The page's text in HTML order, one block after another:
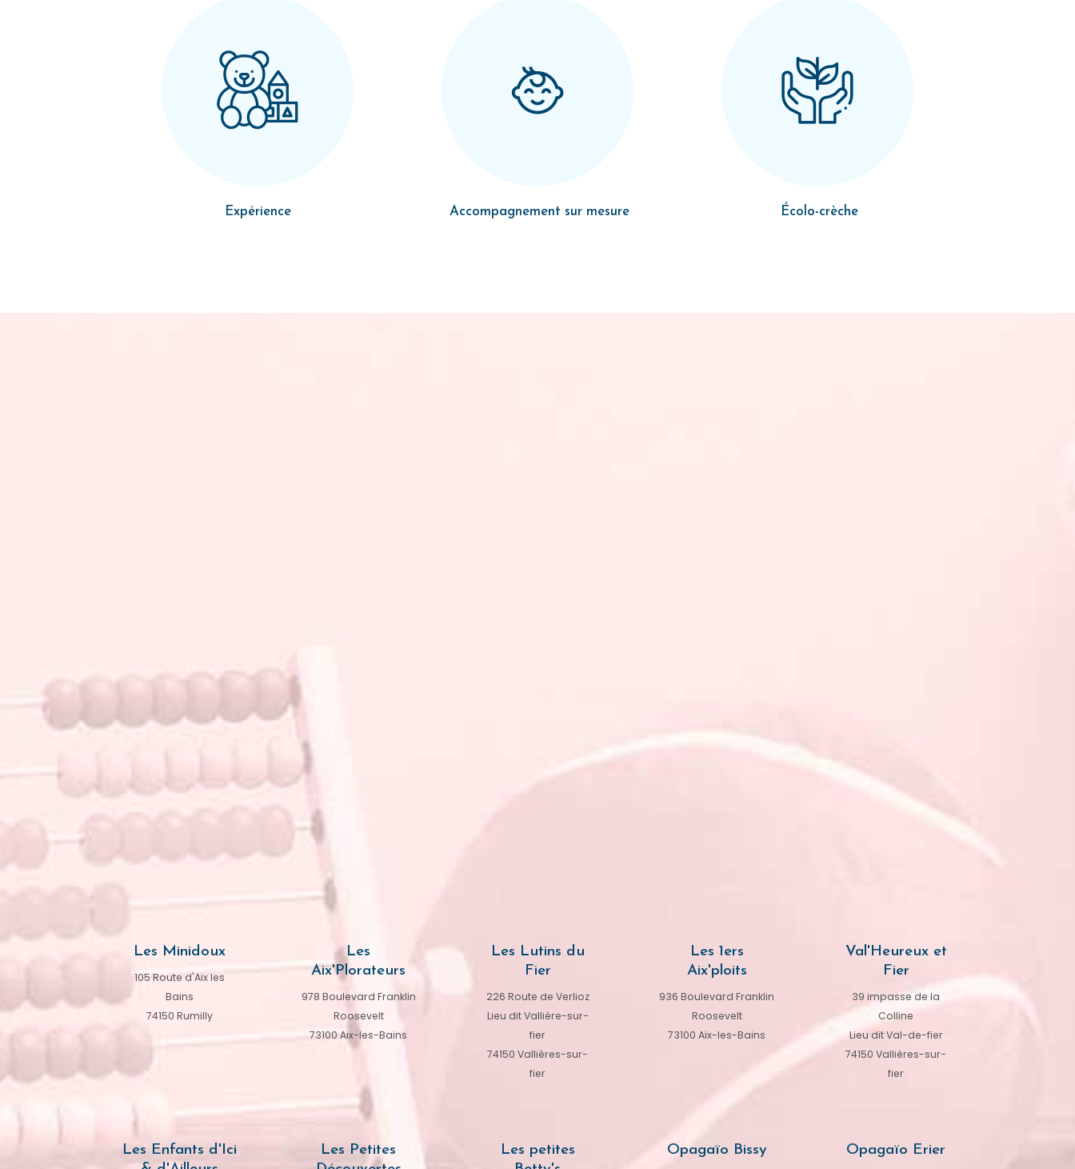
Expérience Accompagnement sur mesure Écolo-crèche
Les Minidoux
105 Route d'Aix les
Bains
74150 Rumilly
Les
Aix'Plorateurs
978 Boulevard Franklin
Roosevelt
73100 Aix-les-Bains
Les Lutins du
Fier
226 Route de Verlioz
Lieu dit Vallière-sur-
fier
74150 Vallières-sur-
fier
Les 1ers
Aix'ploits
936 Boulevard Franklin
Roosevelt
73100 Aix-les-Bains
Val'Heureux et
Fier
39 impasse de la
Colline
Lieu dit Val-de-fier
74150 Vallières-sur-
fier
Les Enfants d'Ici
Les Petites
Les petites
Opagaïo Bissy Opagaïo Erier